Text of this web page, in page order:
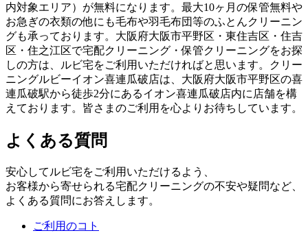
内対象エリア）が無料になります。最大10ヶ月の保管無料や
お急ぎの衣類の他にも毛布や羽毛布団等のふとんクリーニン
グも承っております。大阪府大阪市平野区・東住吉区・住吉
区・住之江区で宅配クリーニング・保管クリーニングをお探
しの方は、ルビ宅をご利用いただければと思います。クリー
ニングルビーイオン喜連瓜破店は、大阪府大阪市平野区の喜
連瓜破駅から徒歩2分にあるイオン喜連瓜破店内に店舗を構
えております。皆さまのご利用を心よりお待ちしています。
よくある質問
安心してルビ宅をご利用いただけるよう、
お客様から寄せられる宅配クリーニングの不安や疑問など、
よくある質問にお答えします。
ご利用のコト